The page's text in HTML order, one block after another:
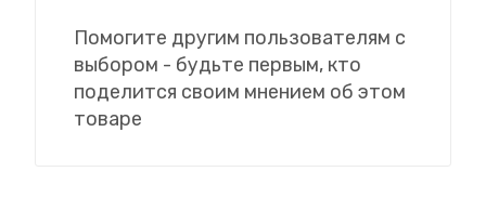
Помогите другим пользователям с
выбором - будьте первым, кто
поделится своим мнением об этом
товаре